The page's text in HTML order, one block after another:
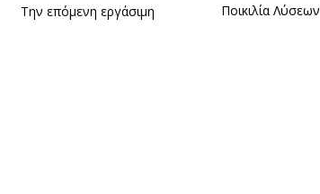
Την επόμενη εργάσιμη Ποικιλία Λύσεων